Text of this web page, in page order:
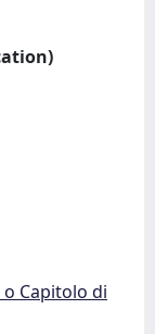
Capitolo di